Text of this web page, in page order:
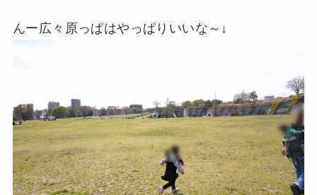
んー広々原っぱはやっぱりいいな～↓